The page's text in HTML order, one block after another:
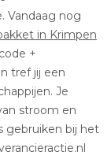
Vandaag nog
in Krimpen
+
tref jij een
Je
stroom en
gebruiken bij het